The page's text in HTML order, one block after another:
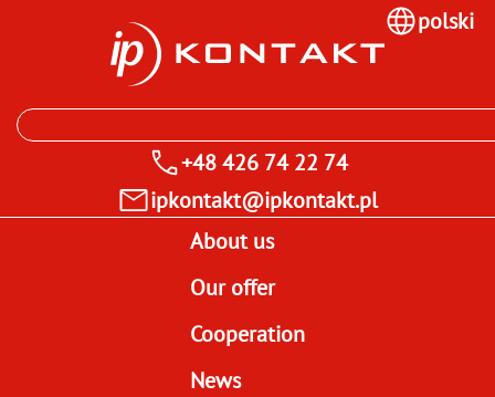
+48 426 74 22 74
ipkontakt@ipkontakt.pl
polski
About us
Our offer
Cooperation
News